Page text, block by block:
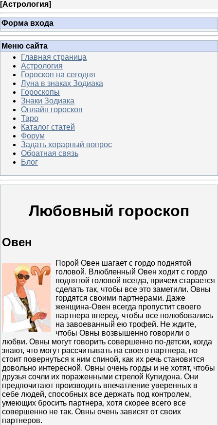
[Астрология]
Форма входа
Меню сайта
Главная страница
Астрология
Гороскоп на сегодня
Луна в знаках Зодиака
Гороскопы
Знаки Зодиака
Онлайн гороскоп
Таро
Каталог статей
Форум
Задать хорарный вопрос
Обратная связь
Блог
Любовный гороскоп
Овен
Порой Овен шагает с гордо поднятой
головой. Влюбленный Овен ходит с гордо
поднятой головой всегда, причем старается
сделать так, чтобы все это заметили. Овны
гордятся своими партнерами. Даже
женщина-Овен всегда пропустит своего
партнера вперед, чтобы все полюбовались
на завоеванный ею трофей. Не ждите,
чтобы Овны возвышенно говорили о
любви. Овны могут говорить совершенно по-детски, когда
знают, что могут рассчитывать на своего партнера, но
стоит повернуться к ним спиной, как их речь становится
довольно интересной. Овны очень горды и не хотят, чтобы
друзья сочли их пораженными стрелой Купидона. Они
предпочитают производить впечатление уверенных в
себе людей, способных все держать под контролем,
умеющих бросить партнера, хотя скорее всего все
совершенно не так. Овны очень зависят от своих
партнеров.